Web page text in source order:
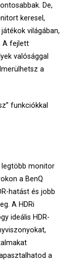
De,
keresel,
világában,
A fejlett
valósággal
a
funkciókkal
legtöbb monitor
a BenQ
hatást és jobb
A HDRi
ideális HDR-
a